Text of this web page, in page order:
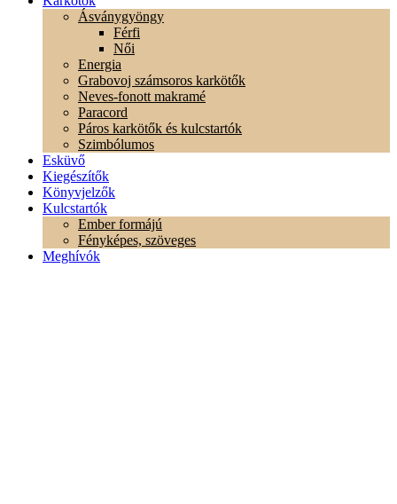
Ásványgyöngy
Férfi
Női
Energia
Grabovoj számsoros karkötők
Neves-fonott makramé
Paracord
Páros karkötők és kulcstartók
Szimbólumos
Esküvő
Kiegészítők
Könyvjelzők
Kulcstartók
Ember formájú
Fényképes, szöveges
Meghívók